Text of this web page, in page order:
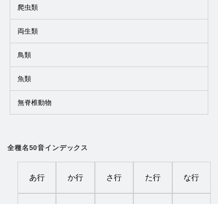
爬虫類
両生類
鳥類
魚類
無脊椎動物
全種名50音インデックス
あ行 か行 さ行 た行 な行